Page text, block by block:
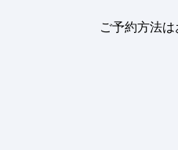
ご予約方法